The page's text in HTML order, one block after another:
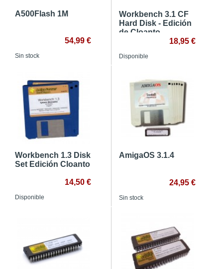
A500Flash 1M
54,99 €
Sin stock
Workbench 3.1 CF
Hard Disk - Edición
de Cloanto
18,95 €
Disponible
Workbench 1.3 Disk
Set Edición Cloanto
14,50 €
Disponible
AmigaOS 3.1.4
24,95 €
Sin stock